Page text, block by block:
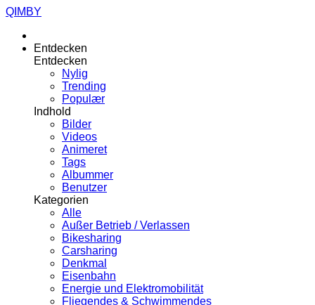
QIMBY
Entdecken
Entdecken
Nylig
Trending
Populær
Indhold
Bilder
Videos
Animeret
Tags
Albummer
Benutzer
Kategorien
Alle
Außer Betrieb / Verlassen
Bikesharing
Carsharing
Denkmal
Eisenbahn
Energie und Elektromobilität
Fliegendes & Schwimmendes